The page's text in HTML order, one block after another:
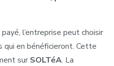
l’entreprise peut choisir
en bénéficieront. Cette
sur SOLTéA. La